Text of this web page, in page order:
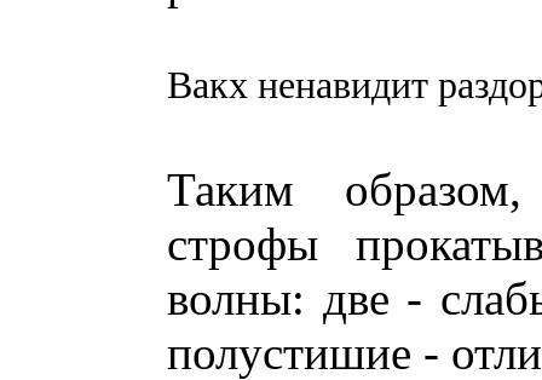
Вакх ненавидит
Таким
строфы
волны: две -
полустишие -